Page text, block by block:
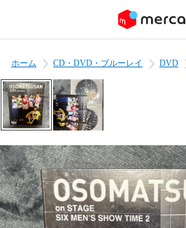
ホーム CD・DVD・ブルーレイ DVD